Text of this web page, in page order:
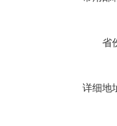
省
详细地